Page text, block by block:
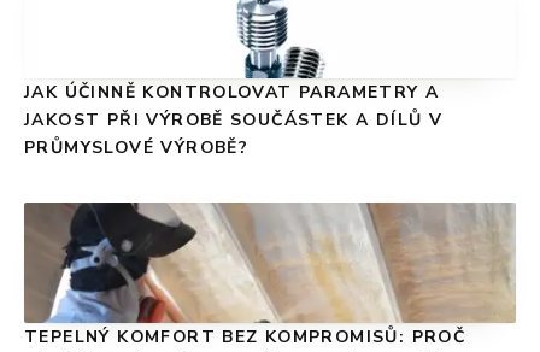
JAK ÚČINNĚ KONTROLOVAT PARAMETRY A
JAKOST PŘI VÝROBĚ SOUČÁSTEK A DÍLŮ V
PRŮMYSLOVÉ VÝROBĚ?
TEPELNÝ KOMFORT BEZ KOMPROMISŮ: PROČ